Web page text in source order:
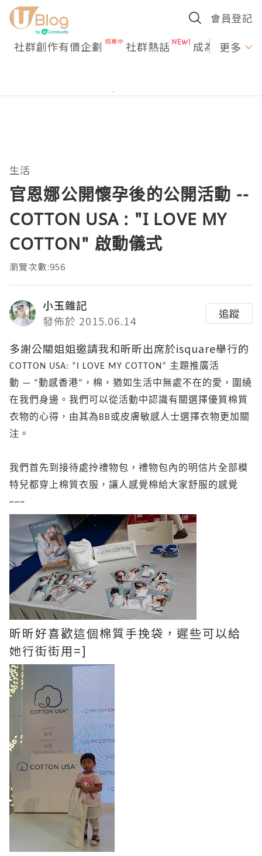
會員登記
社群創作有價企劃 社群熱話 成為U更多
生活
官恩娜公開懷孕後的公開活動 --
COTTON USA : "I LOVE MY
COTTON" 啟動儀式
瀏覽次數:956
小玉雜記
發佈於 2015.06.14
追蹤
多謝公關姐姐邀請我和昕昕出席於isquare舉行的
COTTON USA: “I LOVE MY COTTON” 主題推廣活
動 — “動感香港”， 棉，猶如生活中無處不在的愛，圍繞
在我們身邊。我們 可以從活動中認識有關選擇優質棉質
衣物的心得 ，由其為BB或皮膚敏感人士選擇衣物更加關
注。
我們首先到接待處拎禮物包，禮物包內的明信片全部模
特兒都穿上棉質衣服，讓人感覺棉給大家舒服的感覺
~~~
昕昕好喜歡這個棉質手挽袋，遲些可以給
她行街街用=]